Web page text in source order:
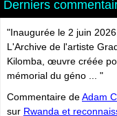
Thématiques
Derniers
"Inaugurée le 2 juin 2026,
L'Archive de l'artiste
Kilomba, œuvre créée
mémorial du géno ... "
Commentaire deAdam
sur Rwanda et